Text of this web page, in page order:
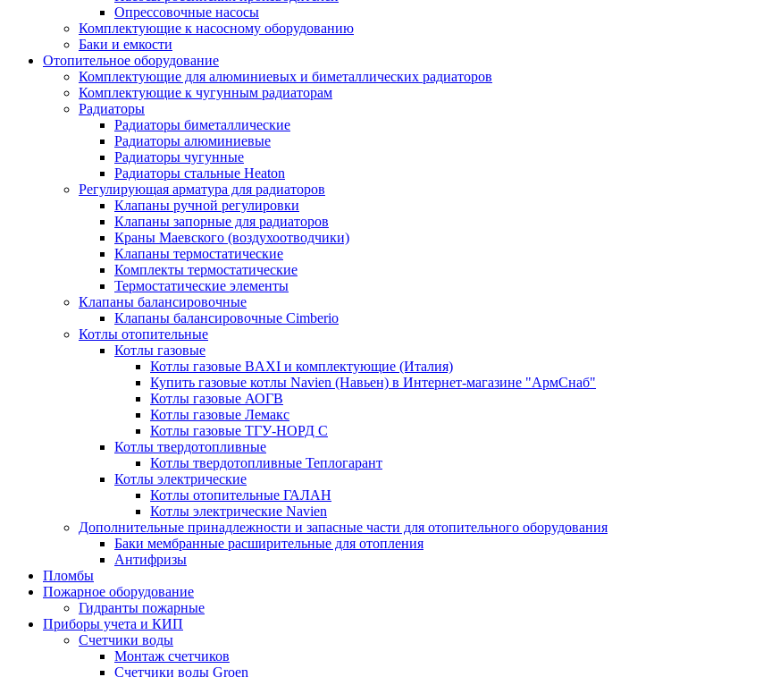
Опрессовочные насосы
Комплектующие к насосному оборудованию
Баки и емкости
Отопительное оборудование
Комплектующие для алюминиевых и биметаллических радиаторов
Комплектующие к чугунным радиаторам
Радиаторы
Радиаторы биметаллические
Радиаторы алюминиевые
Радиаторы чугунные
Радиаторы стальные Heaton
Регулирующая арматура для радиаторов
Клапаны ручной регулировки
Клапаны запорные для радиаторов
Краны Маевского (воздухоотводчики)
Клапаны термостатические
Комплекты термостатические
Термостатические элементы
Клапаны балансировочные
Клапаны балансировочные Cimberio
Котлы отопительные
Котлы газовые
Котлы газовые BAXI и комплектующие (Италия)
Купить газовые котлы Navien (Навьен) в Интернет-магазине "АрмСнаб"
Котлы газовые АОГВ
Котлы газовые Лемакс
Котлы газовые ТГУ-НОРД С
Котлы твердотопливные
Котлы твердотопливные Теплогарант
Котлы электрические
Котлы отопительные ГАЛАН
Котлы электрические Navien
Дополнительные принадлежности и запасные части для отопительного оборудования
Баки мембранные расширительные для отопления
Антифризы
Пломбы
Пожарное оборудование
Гидранты пожарные
Приборы учета и КИП
Счетчики воды
Монтаж счетчиков
Счетчики воды Groen